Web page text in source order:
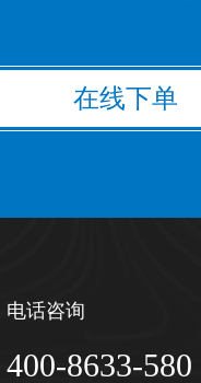
在线下单
电话咨询
400-8633-580